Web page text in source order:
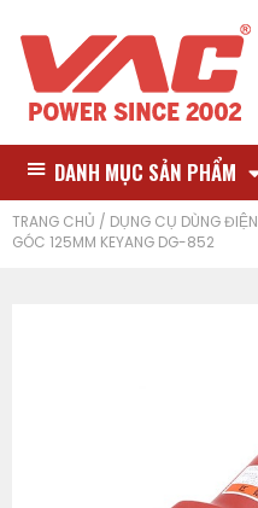
DANH MỤC SẢN PHẨM
TRANG CHỦ / DỤNG CỤ DÙNG ĐIỆN
GÓC 125MM KEYANG DG-852